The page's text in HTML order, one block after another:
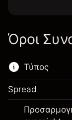
Όροι
Τύπος
Αυτό το
διαθέσιμο
Spread